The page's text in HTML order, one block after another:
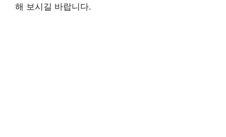
해 보시길 바랍니다.